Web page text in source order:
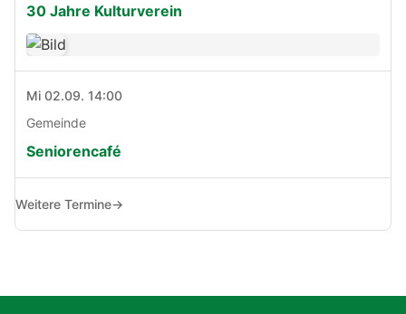
30 Jahre Kulturverein
Mi 02.09. 14:00
Gemeinde
Seniorencafé
Weitere Termine→